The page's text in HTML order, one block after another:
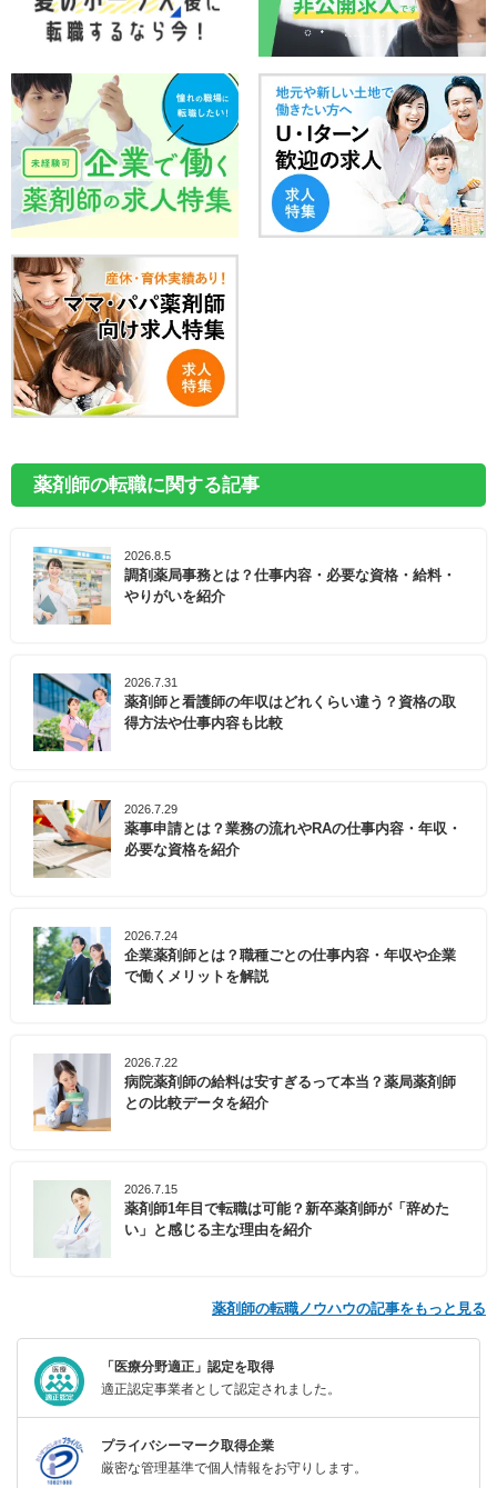
薬剤師の転職に関する記事
2026.8.5
調剤薬局事務とは？仕事内容・必要な資格・給料・
やりがいを紹介
2026.7.31
薬剤師と看護師の年収はどれくらい違う？資格の取
得方法や仕事内容も比較
2026.7.29
薬事申請とは？業務の流れやRAの仕事内容・年収・
必要な資格を紹介
2026.7.24
企業薬剤師とは？職種ごとの仕事内容・年収や企業
で働くメリットを解説
2026.7.22
病院薬剤師の給料は安すぎるって本当？薬局薬剤師
との比較データを紹介
2026.7.15
薬剤師1年目で転職は可能？新卒薬剤師が「辞めた
い」と感じる主な理由を紹介
薬剤師の転職ノウハウの記事をもっと見る
「医療分野適正」認定を取得
適正認定事業者として認定されました。
プライバシーマーク取得企業
厳密な管理基準で個人情報をお守りします。